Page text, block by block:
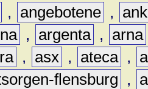
, angebotene ,
, argenta , arna
, asx , ateca ,
flensburg ,